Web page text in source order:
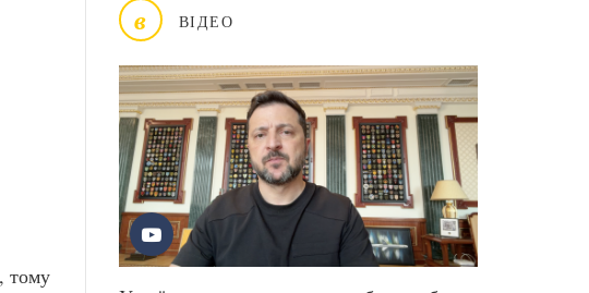
в ВІДЕО
тому